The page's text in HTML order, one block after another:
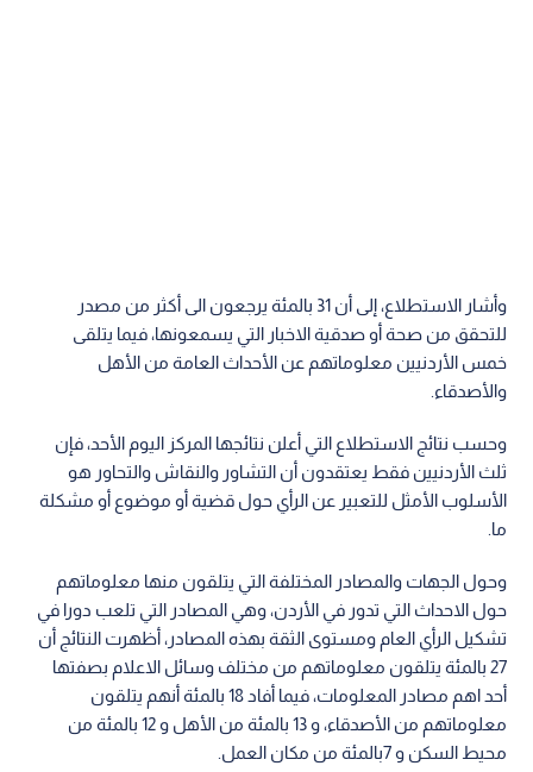
وأشار الاستطلاع، إلى أن 31 بالمئة يرجعون الى أكثر من مصدر
للتحقق من صحة أو صدقية الاخبار التي يسمعونها، فيما يتلقى
خمس الأردنيين معلوماتهم عن الأحداث العامة من الأهل
والأصدقاء.
وحسب نتائج الاستطلاع التي أعلن نتائجها المركز اليوم الأحد، فإن
ثلث الأردنيين فقط يعتقدون أن التشاور والنقاش والتحاور هو
الأسلوب الأمثل للتعبير عن الرأي حول قضية أو موضوع أو مشكلة
ما.
وحول الجهات والمصادر المختلفة التي يتلقون منها معلوماتهم
حول الاحداث التي تدور في الأردن، وهي المصادر التي تلعب دورا في
تشكيل الرأي العام ومستوى الثقة بهذه المصادر، أظهرت النتائج أن
27 بالمئة يتلقون معلوماتهم من مختلف وسائل الاعلام بصفتها
أحد اهم مصادر المعلومات، فيما أفاد 18 بالمئة أنهم يتلقون
معلوماتهم من الأصدقاء، و 13 بالمئة من الأهل و 12 بالمئة من
محيط السكن و 7بالمئة من مكان العمل.